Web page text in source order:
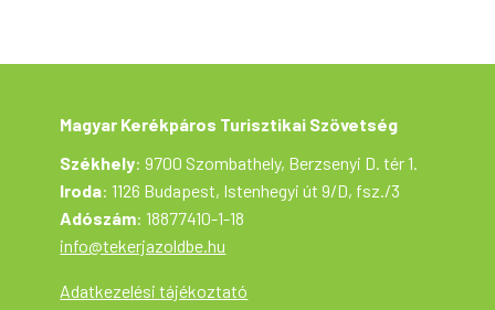
Magyar Kerékpáros Turisztikai Szövetség
Székhely: 9700 Szombathely, Berzsenyi D. tér 1.
Iroda: 1126 Budapest, Istenhegyi út 9/D, fsz./3
Adószám: 18877410-1-18
info@tekerjazoldbe.hu
Adatkezelési tájékoztató